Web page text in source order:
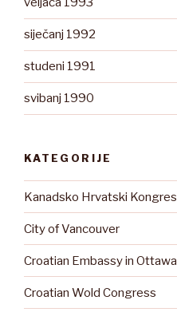
siječanj 1992
studeni 1991
svibanj 1990
KATEGORIJE
Kanadsko Hrvatski Kongres
City of Vancouver
Croatian Embassy in Ottawa
Croatian Wold Congress